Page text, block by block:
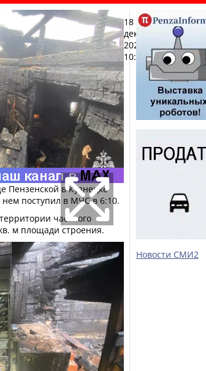
18
декабря
2025,
10:43
Пензенской в Кузнецке
нем поступил в МЧС в 6:10.
частного
м площади строения.
Новости СМИ2